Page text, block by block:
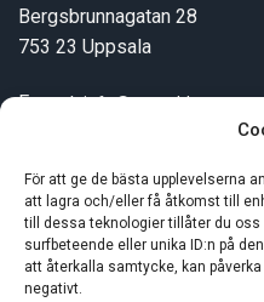
För att ge de bästa upplevelserna
att lagra och/eller få åtkomst till
till dessa teknologier tillåter du
surfbeteende eller unika ID:n på
att återkalla samtycke, kan
negativt.
Bergsbrunnagatan 28
753 23 Uppsala
E-post:info@aamobler.se
INFORMATION
Om oss